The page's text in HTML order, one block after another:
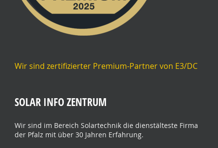
Wir sind zertifizierter Premium-Partner von E3/DC
SOLAR INFO ZENTRUM
Wir sind im Bereich Solartechnik die dienstälteste Firma
der Pfalz mit über 30 Jahren Erfahrung.